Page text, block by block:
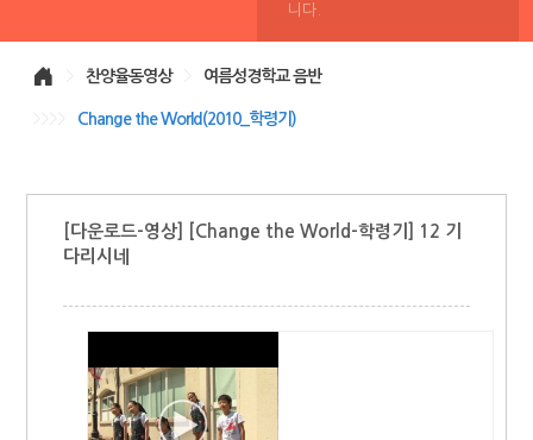
니다.
찬양율동영상 여름성경학교 음반
Change the World(2010_학령기)
[다운로드-영상] [Change the World-학령기] 12 기
다리시네